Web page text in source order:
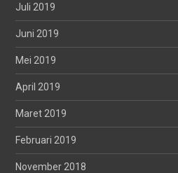
Juli 2019
Juni 2019
Mei 2019
April 2019
Maret 2019
Februari 2019
November 2018